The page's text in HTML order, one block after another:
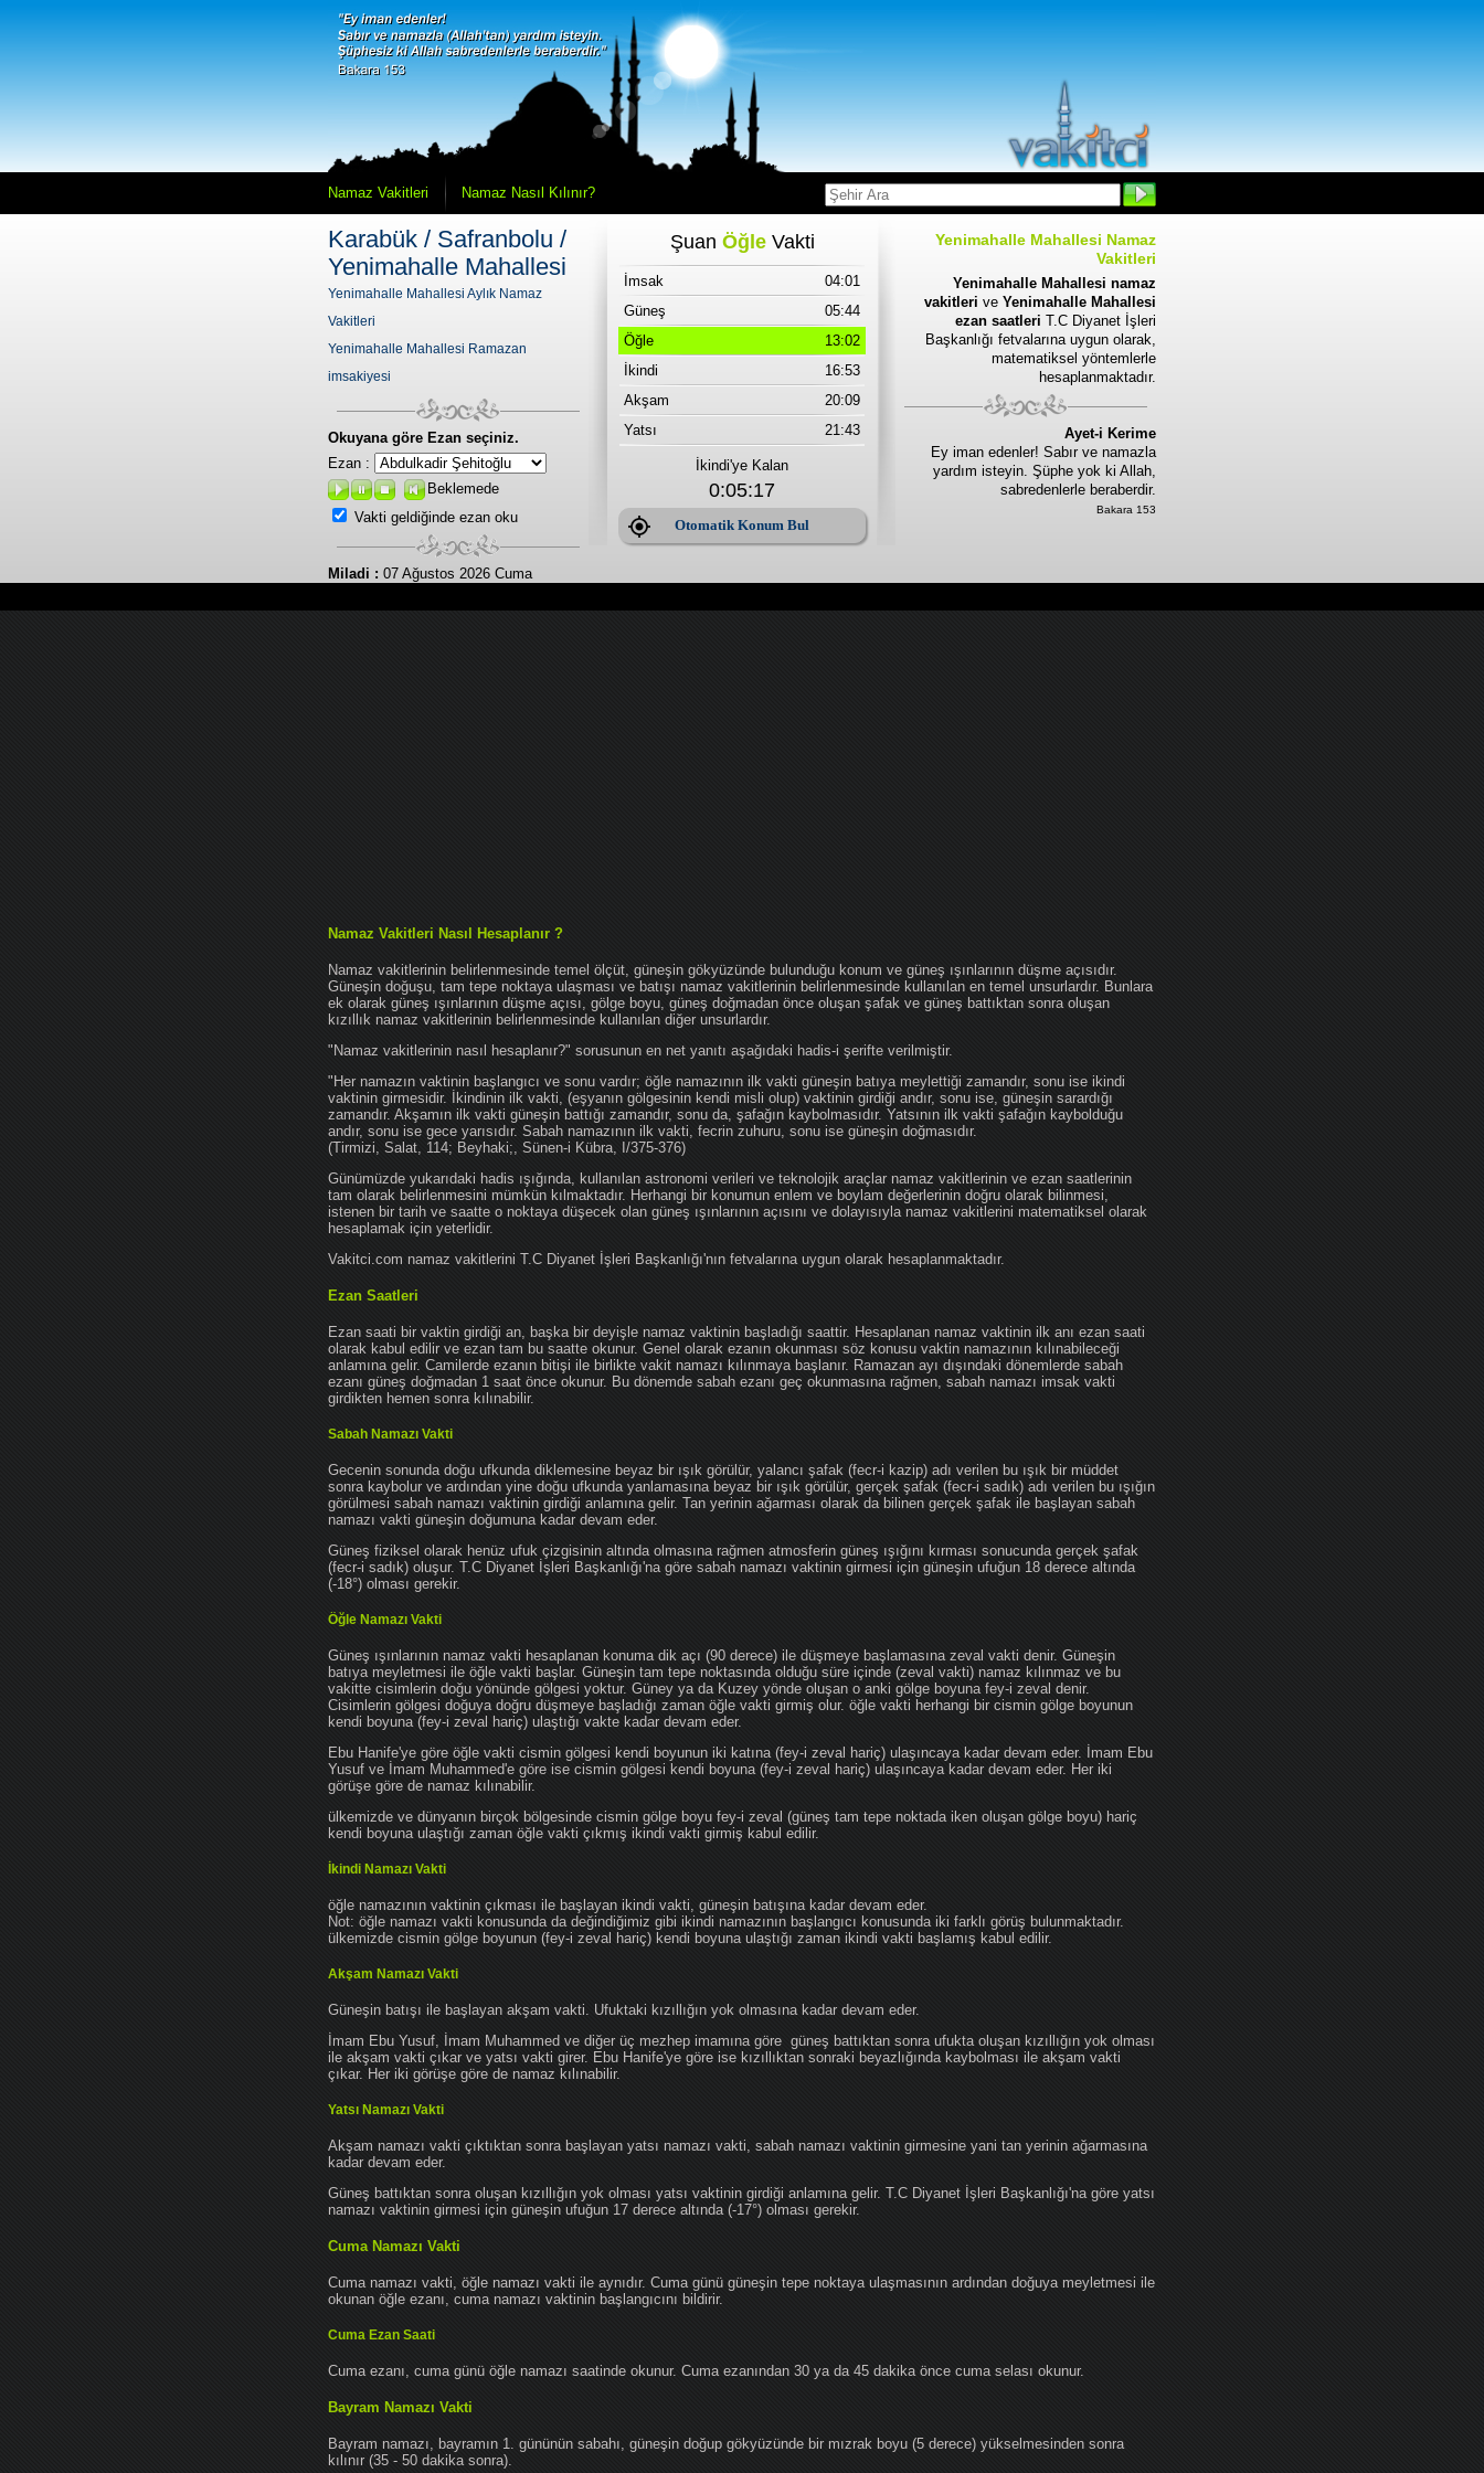
Namaz Vakitleri Namaz Nasıl Kılınır?
Karabük / Safranbolu /
Yenimahalle Mahallesi
Yenimahalle Mahallesi Aylık Namaz
Vakitleri
Yenimahalle Mahallesi Ramazan
imsakiyesi
Okuyana göre Ezan seçiniz.
Ezan :
Beklemede
Vakti geldiğinde ezan oku
Miladi : 07 Ağustos 2026 Cuma
Şuan ÖğleVakti
İmsak
04:01
Güneş
05:44
Öğle
13:02
İkindi
16:53
Akşam
20:09
Yatsı
21:43
İkindi'ye Kalan
0:05:17
Otomatik Konum Bul
Yenimahalle Mahallesi Namaz
Vakitleri
Yenimahalle Mahallesi namaz
vakitleri ve Yenimahalle Mahallesi
ezan saatleri T.C Diyanet İşleri
Başkanlığı fetvalarına uygun olarak,
matematiksel yöntemlerle
hesaplanmaktadır.
Ayet-i Kerime
Ey iman edenler! Sabır ve namazla
yardım isteyin. Şüphe yok ki Allah,
sabredenlerle beraberdir.
Bakara 153
Namaz Vakitleri Nasıl Hesaplanır ?
Namaz vakitlerinin belirlenmesinde temel ölçüt, güneşin gökyüzünde bulunduğu konum ve güneş ışınlarının düşme açısıdır.
Güneşin doğuşu, tam tepe noktaya ulaşması ve batışı namaz vakitlerinin belirlenmesinde kullanılan en temel unsurlardır. Bunlara
ek olarak güneş ışınlarının düşme açısı, gölge boyu, güneş doğmadan önce oluşan şafak ve güneş battıktan sonra oluşan
kızıllık namaz vakitlerinin belirlenmesinde kullanılan diğer unsurlardır.
"Namaz vakitlerinin nasıl hesaplanır?" sorusunun en net yanıtı aşağıdaki hadis-i şerifte verilmiştir.
"Her namazın vaktinin başlangıcı ve sonu vardır; öğle namazının ilk vakti güneşin batıya meylettiği zamandır, sonu ise ikindi
vaktinin girmesidir. İkindinin ilk vakti, (eşyanın gölgesinin kendi misli olup) vaktinin girdiği andır, sonu ise, güneşin sarardığı
zamandır. Akşamın ilk vakti güneşin battığı zamandır, sonu da, şafağın kaybolmasıdır. Yatsının ilk vakti şafağın kaybolduğu
andır, sonu ise gece yarısıdır. Sabah namazının ilk vakti, fecrin zuhuru, sonu ise güneşin doğmasıdır.
(Tirmizi, Salat, 114; Beyhaki;, Sünen-i Kübra, I/375-376)
Günümüzde yukarıdaki hadis ışığında, kullanılan astronomi verileri ve teknolojik araçlar namaz vakitlerinin ve ezan saatlerinin
tam olarak belirlenmesini mümkün kılmaktadır. Herhangi bir konumun enlem ve boylam değerlerinin doğru olarak bilinmesi,
istenen bir tarih ve saatte o noktaya düşecek olan güneş ışınlarının açısını ve dolayısıyla namaz vakitlerini matematiksel olarak
hesaplamak için yeterlidir.
Vakitci.com namaz vakitlerini T.C Diyanet İşleri Başkanlığı'nın fetvalarına uygun olarak hesaplanmaktadır.
Ezan Saatleri
Ezan saati bir vaktin girdiği an, başka bir deyişle namaz vaktinin başladığı saattir. Hesaplanan namaz vaktinin ilk anı ezan saati
olarak kabul edilir ve ezan tam bu saatte okunur. Genel olarak ezanın okunması söz konusu vaktin namazının kılınabileceği
anlamına gelir. Camilerde ezanın bitişi ile birlikte vakit namazı kılınmaya başlanır. Ramazan ayı dışındaki dönemlerde sabah
ezanı güneş doğmadan 1 saat önce okunur. Bu dönemde sabah ezanı geç okunmasına rağmen, sabah namazı imsak vakti
girdikten hemen sonra kılınabilir.
Sabah Namazı Vakti
Gecenin sonunda doğu ufkunda diklemesine beyaz bir ışık görülür, yalancı şafak (fecr-i kazip) adı verilen bu ışık bir müddet
sonra kaybolur ve ardından yine doğu ufkunda yanlamasına beyaz bir ışık görülür, gerçek şafak (fecr-i sadık) adı verilen bu ışığın
görülmesi sabah namazı vaktinin girdiği anlamına gelir. Tan yerinin ağarması olarak da bilinen gerçek şafak ile başlayan sabah
namazı vakti güneşin doğumuna kadar devam eder.
Güneş fiziksel olarak henüz ufuk çizgisinin altında olmasına rağmen atmosferin güneş ışığını kırması sonucunda gerçek şafak
(fecr-i sadık) oluşur. T.C Diyanet İşleri Başkanlığı'na göre sabah namazı vaktinin girmesi için güneşin ufuğun 18 derece altında
(-18°) olması gerekir.
Öğle Namazı Vakti
Güneş ışınlarının namaz vakti hesaplanan konuma dik açı (90 derece) ile düşmeye başlamasına zeval vakti denir. Güneşin
batıya meyletmesi ile öğle vakti başlar. Güneşin tam tepe noktasında olduğu süre içinde (zeval vakti) namaz kılınmaz ve bu
vakitte cisimlerin doğu yönünde gölgesi yoktur. Güney ya da Kuzey yönde oluşan o anki gölge boyuna fey-i zeval denir.
Cisimlerin gölgesi doğuya doğru düşmeye başladığı zaman öğle vakti girmiş olur. öğle vakti herhangi bir cismin gölge boyunun
kendi boyuna (fey-i zeval hariç) ulaştığı vakte kadar devam eder.
Ebu Hanife'ye göre öğle vakti cismin gölgesi kendi boyunun iki katına (fey-i zeval hariç) ulaşıncaya kadar devam eder. İmam Ebu
Yusuf ve İmam Muhammed'e göre ise cismin gölgesi kendi boyuna (fey-i zeval hariç) ulaşıncaya kadar devam eder. Her iki
görüşe göre de namaz kılınabilir.
ülkemizde ve dünyanın birçok bölgesinde cismin gölge boyu fey-i zeval (güneş tam tepe noktada iken oluşan gölge boyu) hariç
kendi boyuna ulaştığı zaman öğle vakti çıkmış ikindi vakti girmiş kabul edilir.
İkindi Namazı Vakti
öğle namazının vaktinin çıkması ile başlayan ikindi vakti, güneşin batışına kadar devam eder.
Not: öğle namazı vakti konusunda da değindiğimiz gibi ikindi namazının başlangıcı konusunda iki farklı görüş bulunmaktadır.
ülkemizde cismin gölge boyunun (fey-i zeval hariç) kendi boyuna ulaştığı zaman ikindi vakti başlamış kabul edilir.
Akşam Namazı Vakti
Güneşin batışı ile başlayan akşam vakti. Ufuktaki kızıllığın yok olmasına kadar devam eder.
İmam Ebu Yusuf, İmam Muhammed ve diğer üç mezhep imamına göre güneş battıktan sonra ufukta oluşan kızıllığın yok olması
ile akşam vakti çıkar ve yatsı vakti girer. Ebu Hanife'ye göre ise kızıllıktan sonraki beyazlığında kaybolması ile akşam vakti
çıkar. Her iki görüşe göre de namaz kılınabilir.
Yatsı Namazı Vakti
Akşam namazı vakti çıktıktan sonra başlayan yatsı namazı vakti, sabah namazı vaktinin girmesine yani tan yerinin ağarmasına
kadar devam eder.
Güneş battıktan sonra oluşan kızıllığın yok olması yatsı vaktinin girdiği anlamına gelir. T.C Diyanet İşleri Başkanlığı'na göre yatsı
namazı vaktinin girmesi için güneşin ufuğun 17 derece altında (-17°) olması gerekir.
Cuma Namazı Vakti
Cuma namazı vakti, öğle namazı vakti ile aynıdır. Cuma günü güneşin tepe noktaya ulaşmasının ardından doğuya meyletmesi ile
okunan öğle ezanı, cuma namazı vaktinin başlangıcını bildirir.
Cuma Ezan Saati
Cuma ezanı, cuma günü öğle namazı saatinde okunur. Cuma ezanından 30 ya da 45 dakika önce cuma selası okunur.
Bayram Namazı Vakti
Bayram namazı, bayramın 1. gününün sabahı, güneşin doğup gökyüzünde bir mızrak boyu (5 derece) yükselmesinden sonra
kılınır (35 - 50 dakika sonra).